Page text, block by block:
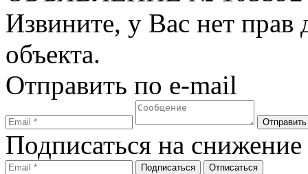
Извините, у Вас нет прав
объекта.
Отправить по e-mail
Подписаться на